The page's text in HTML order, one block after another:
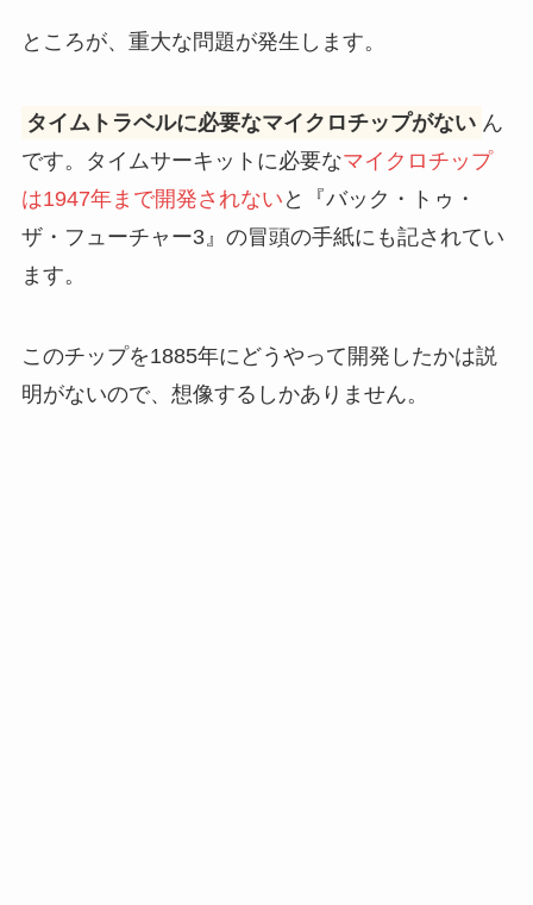
ところが、重大な問題が発生します。
タイムトラベルに必要なマイクロチップがない ん
です。タイムサーキットに必要なマイクロチップ
は1947年まで開発されない と『バック・トゥ・
ザ・フューチャー3』の冒頭の手紙にも記されてい
ます。
このチップを1885年にどうやって開発したかは説
明がないので、想像するしかありません。